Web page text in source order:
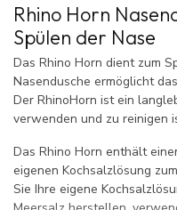
Rhino Horn
Spülen der Nase
Das Rhino Horn dient zum
Nasendusche ermöglicht
Der RhinoHorn ist ein
verwenden und zu reinigen
Das Rhino Horn enthält
eigenen Kochsalzlösung
Sie Ihre eigene